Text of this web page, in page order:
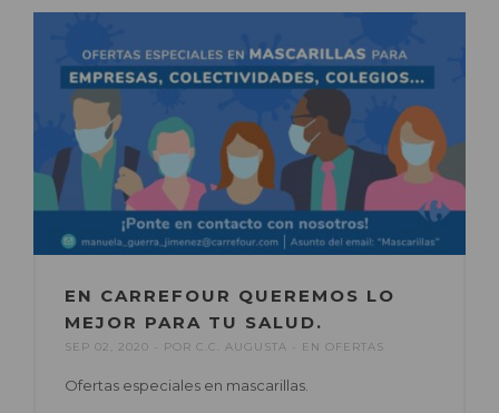
EN CARREFOUR QUEREMOS LO
MEJOR PARA TU SALUD.
SEP 02, 2020 POR C.C. AUGUSTA EN OFERTAS
Ofertas especiales en mascarillas.